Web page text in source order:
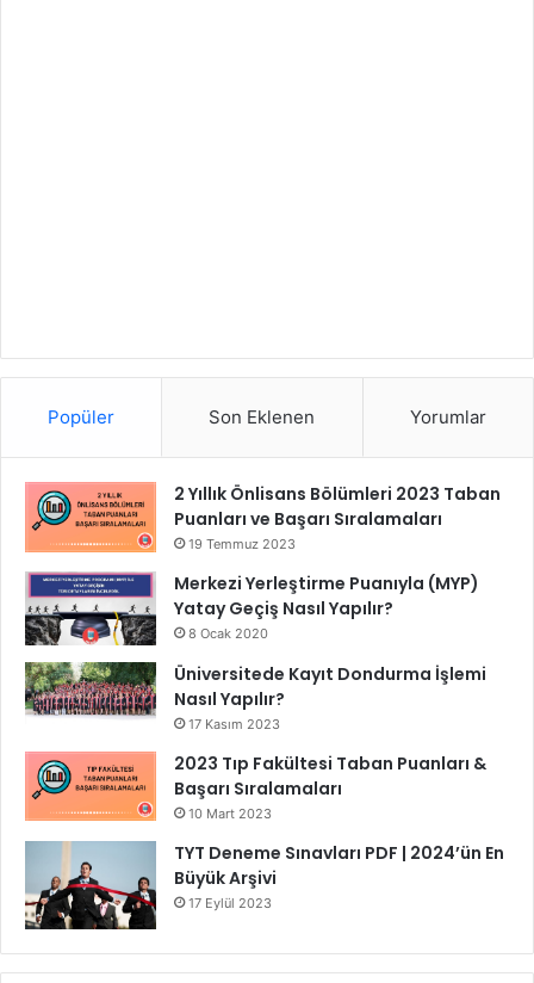
Popüler Son Eklenen Yorumlar
2 Yıllık Önlisans Bölümleri 2023 Taban
Puanları ve Başarı Sıralamaları
19 Temmuz 2023
Merkezi Yerleştirme Puanıyla (MYP)
Yatay Geçiş Nasıl Yapılır?
8 Ocak 2020
Üniversitede Kayıt Dondurma İşlemi
Nasıl Yapılır?
17 Kasım 2023
2023 Tıp Fakültesi Taban Puanları &
Başarı Sıralamaları
10 Mart 2023
TYT Deneme Sınavları PDF | 2024’ün En
Büyük Arşivi
17 Eylül 2023